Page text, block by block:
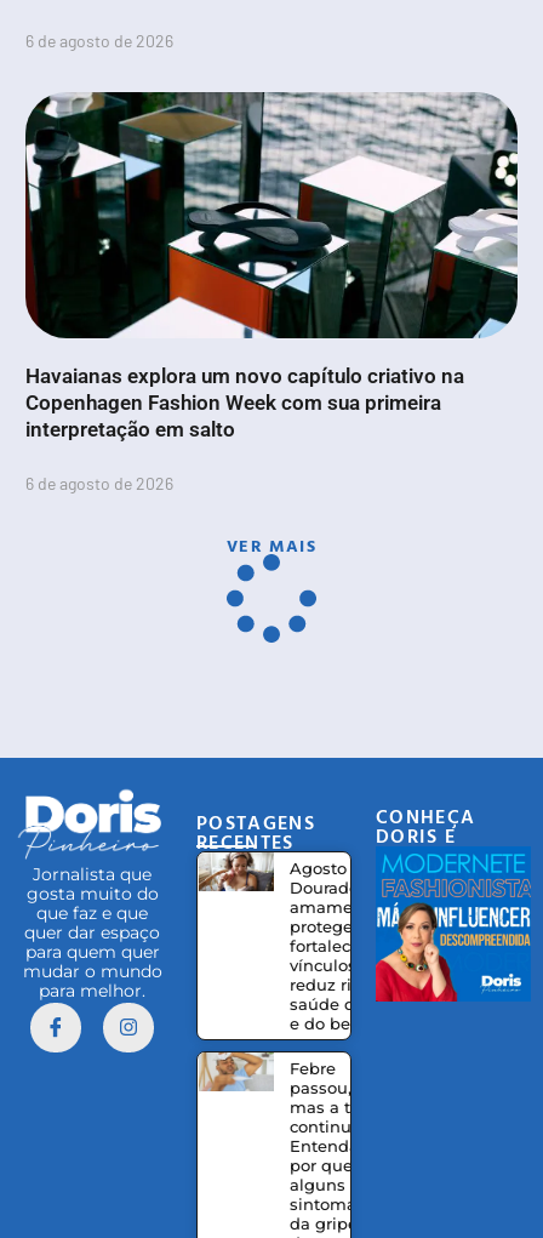
6 de agosto de 2026
Havaianas explora um novo capítulo criativo na
Copenhagen Fashion Week com sua primeira
interpretação em salto
6 de agosto de 2026
VER MAIS
Jornalista que
gosta muito do
que faz e que
quer dar espaço
para quem quer
mudar o mundo
para melhor.
POSTAGENS
RECENTES
Agosto
Dourado:
amamentação
protege,
fortalece
vínculos e
reduz riscos à
saúde da mãe
e do bebê
Febre
passou,
mas a tosse
continua?
Entenda
por que
alguns
sintomas
da gripe
CONHEÇA
DORIS E
EQUIPE